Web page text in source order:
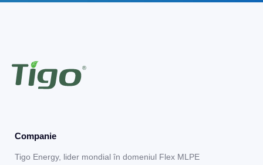
Companie
Tigo Energy, lider mondial în domeniul Flex MLPE